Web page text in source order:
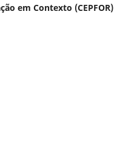
em Contexto (CEPFOR)